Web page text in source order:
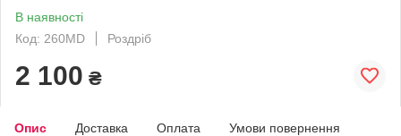
В наявності
Код: 260MD
Роздріб
2 100 ₴
Опис Доставка Оплата Умови повернення